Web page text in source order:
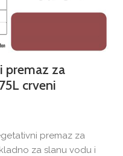
premaz za
crveni
premaz za
za slanu vodu i